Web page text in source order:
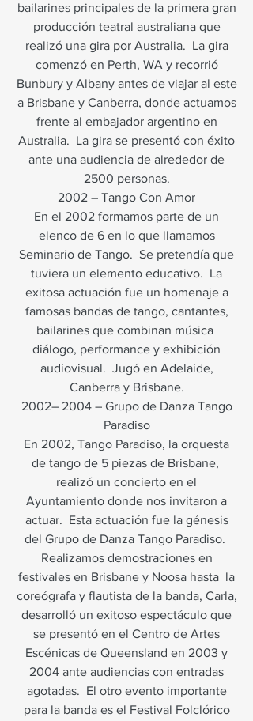
bailarines principales de la primera gran
producción teatral australiana que
realizó una gira por Australia. La gira
comenzó en Perth, WA y recorrió
Bunbury y Albany antes de viajar al este
a Brisbane y Canberra, donde actuamos
frente al embajador argentino en
Australia. La gira se presentó con éxito
ante una audiencia de alrededor de
2500 personas.
2002 – Tango Con Amor
En el 2002 formamos parte de un
elenco de 6 en lo que llamamos
Seminario de Tango. Se pretendía que
tuviera un elemento educativo. La
exitosa actuación fue un homenaje a
famosas bandas de tango, cantantes,
bailarines que combinan música
diálogo, performance y exhibición
audiovisual. Jugó en Adelaide,
Canberra y Brisbane.
2002– 2004 – Grupo de Danza Tango
Paradiso
En 2002, Tango Paradiso, la orquesta
de tango de 5 piezas de Brisbane,
realizó un concierto en el
Ayuntamiento donde nos invitaron a
actuar. Esta actuación fue la génesis
del Grupo de Danza Tango Paradiso.
Realizamos demostraciones en
festivales en Brisbane y Noosa hasta la
coreógrafa y flautista de la banda, Carla,
desarrolló un exitoso espectáculo que
se presentó en el Centro de Artes
Escénicas de Queensland en 2003 y
2004 ante audiencias con entradas
agotadas. El otro evento importante
para la banda es el Festival Folclórico